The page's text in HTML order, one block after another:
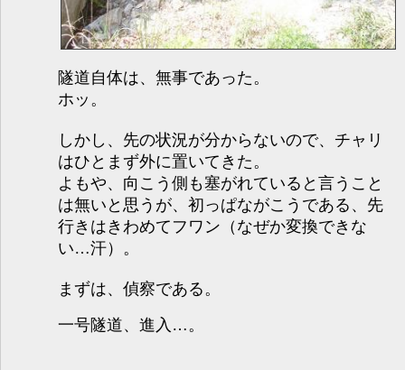
隧道自体は、無事であった。
ホッ。
しかし、先の状況が分からないので、チャリ
はひとまず外に置いてきた。
よもや、向こう側も塞がれていると言うこと
は無いと思うが、初っぱながこうである、先
行きはきわめてフワン（なぜか変換できな
い…汗）。
まずは、偵察である。
一号隧道、進入…。